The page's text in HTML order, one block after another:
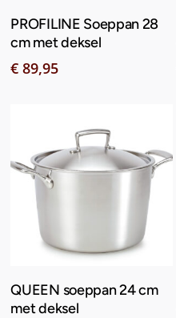
Toevoegen Aan
Winkelwagen
PROFILINE Soeppan 28
cm met deksel
€ 89,95
Toevoegen Aan
Winkelwagen
QUEEN soeppan 24 cm
met deksel